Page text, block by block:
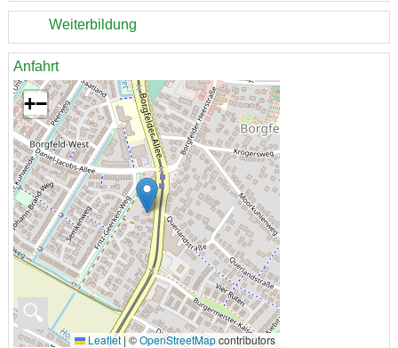
Weiterbildung
Anfahrt
🔍
+−
Leaflet| ©OpenStreetMapcontributors